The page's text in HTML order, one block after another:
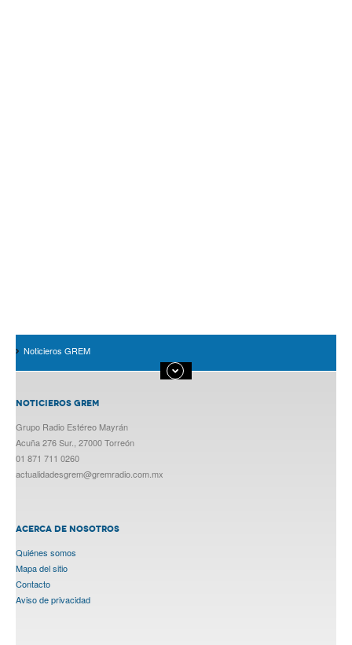
Noticieros GREM
NOTICIEROS GREM
Grupo Radio Estéreo Mayrán
Acuña 276 Sur., 27000 Torreón
01 871 711 0260
actualidadesgrem@gremradio.com.mx
ACERCA DE NOSOTROS
Quiénes somos
Mapa del sitio
Contacto
Aviso de privacidad